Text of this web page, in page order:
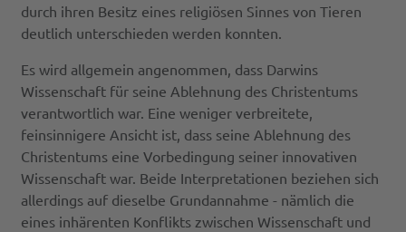
durch ihren Besitz eines religiösen Sinnes von Tieren
deutlich unterschieden werden konnten.
Es wird allgemein angenommen, dass Darwins
Wissenschaft für seine Ablehnung des Christentums
verantwortlich war. Eine weniger verbreitete,
feinsinnigere Ansicht ist, dass seine Ablehnung des
Christentums eine Vorbedingung seiner innovativen
Wissenschaft war. Beide Interpretationen beziehen sich
allerdings auf dieselbe Grundannahme - nämlich die
eines inhärenten Konflikts zwischen Wissenschaft und